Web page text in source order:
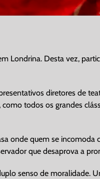
Londrina. Desta vez,
diretores de
todos os grandes
onde quem se incomoda
que desaprova a
senso de moralidade.